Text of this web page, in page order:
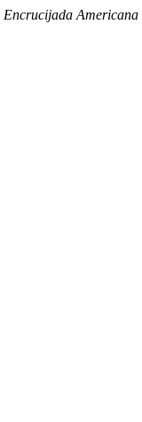
Encrucijada Americana